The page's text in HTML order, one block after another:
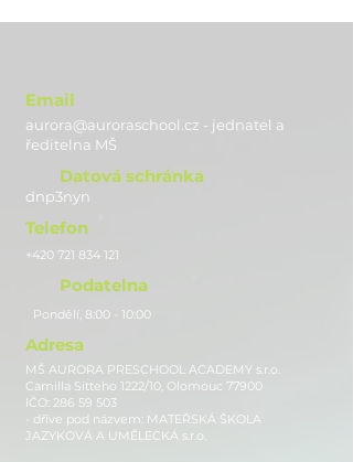
Email
aurora@auroraschool.cz - jednatel a
ředitelna MŠ
Datová schránka
dnp3nyn
Telefon
+420 721 834 121
Podatelna
Pondělí, 8:00 - 10:00
Adresa
MŠ AURORA PRESCHOOL ACADEMY s.r.o.
Camilla Sitteho 1222/10, Olomouc 77900
IČO: 286 59 503
- dříve pod názvem: MATEŘSKÁ ŠKOLA
JAZYKOVÁ A UMĚLECKÁ s.r.o.